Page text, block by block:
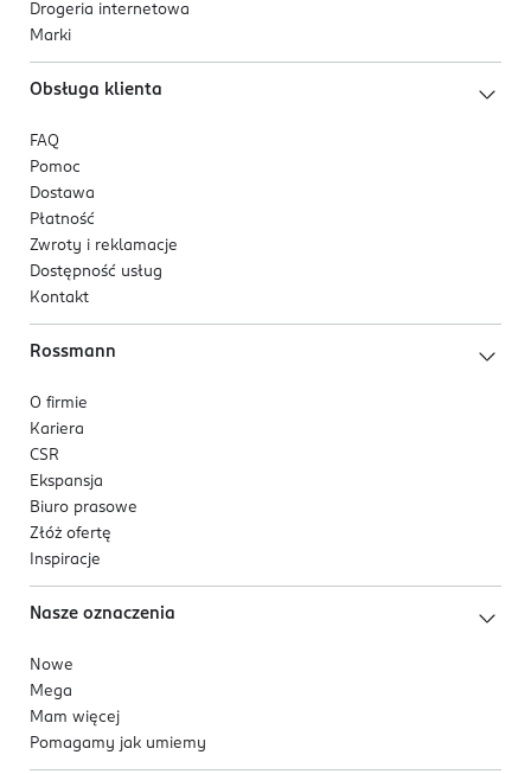
Drogeria internetowa
Marki
Obsługa klienta
FAQ
Pomoc
Dostawa
Płatność
Zwroty i reklamacje
Dostępność usług
Kontakt
Rossmann
O firmie
Kariera
CSR
Ekspansja
Biuro prasowe
Złóż ofertę
Inspiracje
Nasze oznaczenia
Nowe
Mega
Mam więcej
Pomagamy jak umiemy